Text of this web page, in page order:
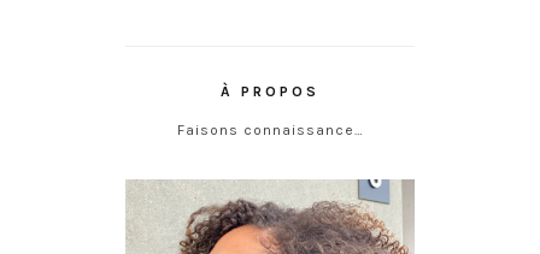
À PROPOS
Faisons connaissance…